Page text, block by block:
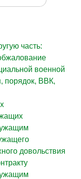
часть:
военной
порядок, ВВК,
довольствия